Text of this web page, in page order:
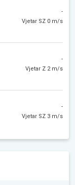
-
Vjetar SZ 0 m/s
-
Vjetar Z 2 m/s
-
Vjetar SZ 3 m/s